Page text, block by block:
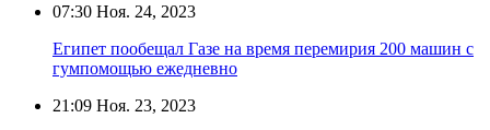
07:30 Ноя. 24, 2023
Египет пообещал Газе на время перемирия 200 машин с
гумпомощью ежедневно
21:09 Ноя. 23, 2023